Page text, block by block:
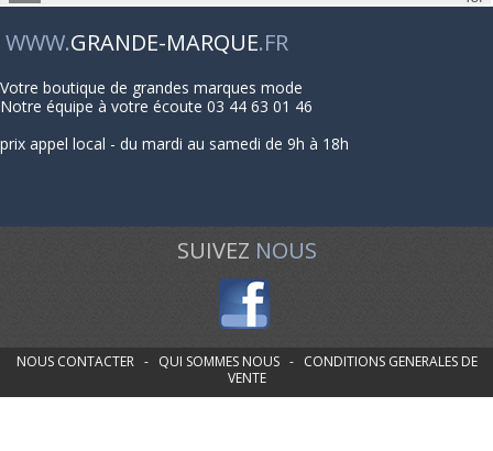
WWW.GRANDE-MARQUE.FR
Votre boutique de grandes marques mode
Notre équipe à votre écoute 03 44 63 01 46
prix appel local - du mardi au samedi de 9h à 18h
SUIVEZ NOUS
NOUS CONTACTER- QUI SOMMES NOUS- CONDITIONS GENERALES DE
VENTE